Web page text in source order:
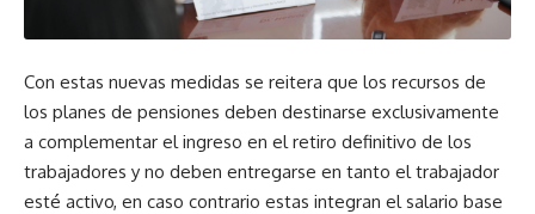
Con estas nuevas medidas se reitera que los recursos de
los planes de pensiones deben destinarse exclusivamente
a complementar el ingreso en el retiro definitivo de los
trabajadores y no deben entregarse en tanto el trabajador
esté activo, en caso contrario estas integran el salario base